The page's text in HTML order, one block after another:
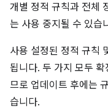
개별 정적 규칙과 전체
는 사용 중지될 수 있습
사용 설정된 정적 규칙
됩니다. 두 가지 모두
므로 업데이트 후에는
습니다.